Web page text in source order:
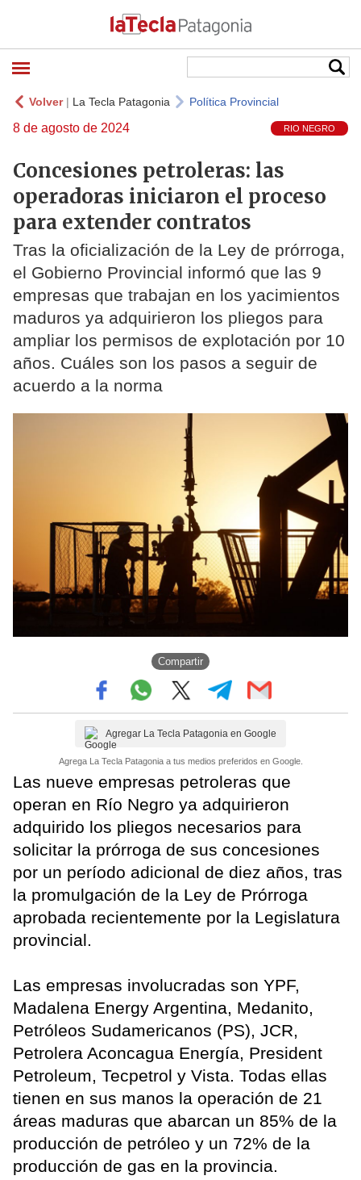
Volver| La Tecla Patagonia Política Provincial
8 de agosto de 2024 RIO NEGRO
Concesiones petroleras: las
operadoras iniciaron el proceso
para extender contratos
Tras la oficialización de la Ley de prórroga,
el Gobierno Provincial informó que las 9
empresas que trabajan en los yacimientos
maduros ya adquirieron los pliegos para
ampliar los permisos de explotación por 10
años. Cuáles son los pasos a seguir de
acuerdo a la norma
Compartir
Agregar La Tecla Patagonia en Google
Agrega La Tecla Patagonia a tus medios preferidos en Google.
Las nueve empresas petroleras que
operan en Río Negro ya adquirieron
adquirido los pliegos necesarios para
solicitar la prórroga de sus concesiones
por un período adicional de diez años, tras
la promulgación de la Ley de Prórroga
aprobada recientemente por la Legislatura
provincial.
Las empresas involucradas son YPF,
Madalena Energy Argentina, Medanito,
Petróleos Sudamericanos (PS), JCR,
Petrolera Aconcagua Energía, President
Petroleum, Tecpetrol y Vista. Todas ellas
tienen en sus manos la operación de 21
áreas maduras que abarcan un 85% de la
producción de petróleo y un 72% de la
producción de gas en la provincia.